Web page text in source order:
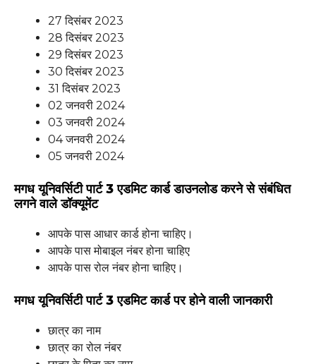
27 दिसंबर 2023
28 दिसंबर 2023
29 दिसंबर 2023
30 दिसंबर 2023
31 दिसंबर 2023
02 जनवरी 2024
03 जनवरी 2024
04 जनवरी 2024
05 जनवरी 2024
मगध यूनिवर्सिटी पार्ट 3 एडमिट कार्ड डाउनलोड करने से संबंधित
लगने वाले डॉक्यूमेंट
आपके पास आधार कार्ड होना चाहिए।
आपके पास मोबाइल नंबर होना चाहिए
आपके पास रोल नंबर होना चाहिए।
मगध यूनिवर्सिटी पार्ट 3 एडमिट कार्ड पर होने वाली जानकारी
छात्र का नाम
छात्र का रोल नंबर